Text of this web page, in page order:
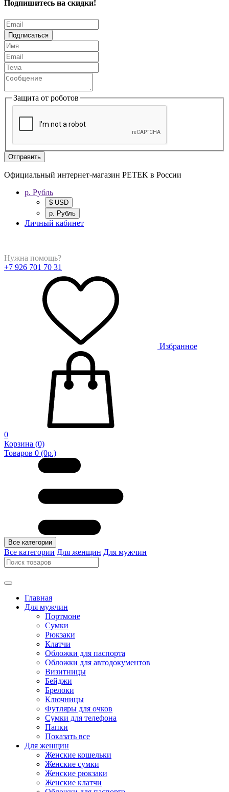
Подпишитесь на скидки!
Подписаться
Защита от роботов
Отправить
Официальный интернет-магазин PETEK в России
р. Рубль
$ USD
р. Рубль
Личный кабинет
Нужна помощь?
+7 926 701 70 31
Избранное
0
Корзина (0)
Товаров 0 (0р.)
Все категории
Все категории Для женщин Для мужчин
Главная
Для мужчин
Портмоне
Сумки
Рюкзаки
Клатчи
Обложки для паспорта
Обложки для автодокументов
Визитницы
Бейджи
Брелоки
Ключницы
Футляры для очков
Сумки для телефона
Папки
Показать все
Для женщин
Женские кошельки
Женские сумки
Женские рюкзаки
Женские клатчи